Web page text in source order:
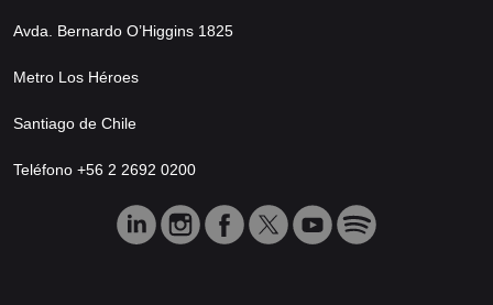
Avda. Bernardo O’Higgins 1825
Metro Los Héroes
Santiago de Chile
Teléfono +56 2 2692 0200